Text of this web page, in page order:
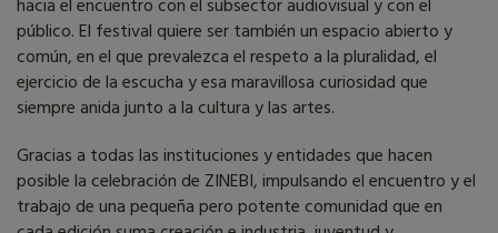
hacia el encuentro con el subsector audiovisual y con el
público. El festival quiere ser también un espacio abierto y
común, en el que prevalezca el respeto a la pluralidad, el
ejercicio de la escucha y esa maravillosa curiosidad que
siempre anida junto a la cultura y las artes.
Gracias a todas las instituciones y entidades que hacen
posible la celebración de ZINEBI, impulsando el encuentro y el
trabajo de una pequeña pero potente comunidad que en